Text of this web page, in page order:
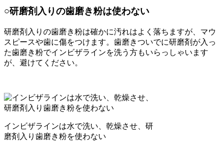
○研磨剤入りの歯磨き粉は使わない
研磨剤入りの歯磨き粉は確かに汚れはよく落ちますが、マウ
スピースや歯に傷をつけます。歯磨きついでに研磨剤が入っ
た歯磨き粉でインビザラインを洗う方もいらっしゃいます
が、避けてください。
インビザラインは水で洗い、乾燥させ、研
磨剤入り歯磨き粉を使わない